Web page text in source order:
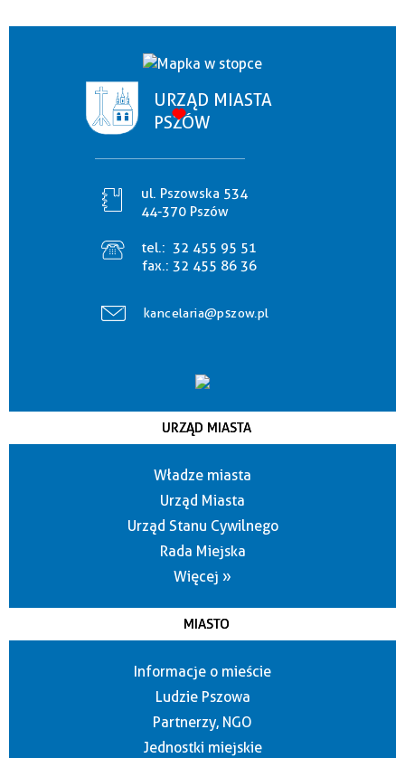
URZĄD MIASTA
PSZÓW
ul. Pszowska 534
44-370 Pszów
tel.: 32 455 95 51
fax.: 32 455 86 36
kancelaria@pszow.pl
URZĄD MIASTA
Władze miasta
Urząd Miasta
Urząd Stanu Cywilnego
Rada Miejska
Więcej »
MIASTO
Informacje o mieście
Ludzie Pszowa
Partnerzy, NGO
Jednostki miejskie